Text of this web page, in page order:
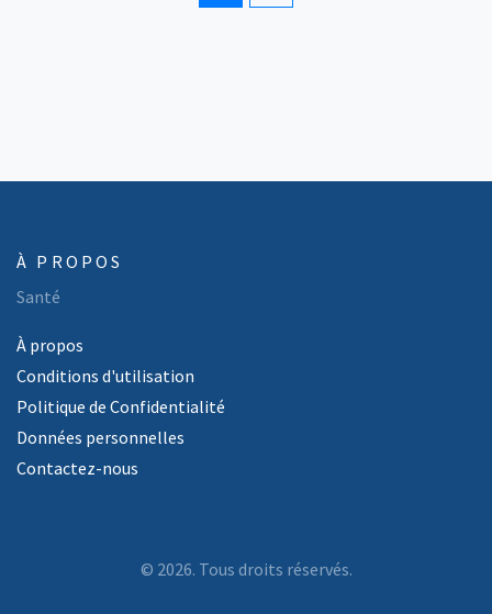
À PROPOS
Santé
À propos
Conditions d'utilisation
Politique de Confidentialité
Données personnelles
Contactez-nous
© 2026. Tous droits réservés.